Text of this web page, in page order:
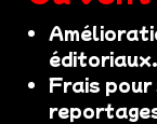
éditoriaux.
Frais